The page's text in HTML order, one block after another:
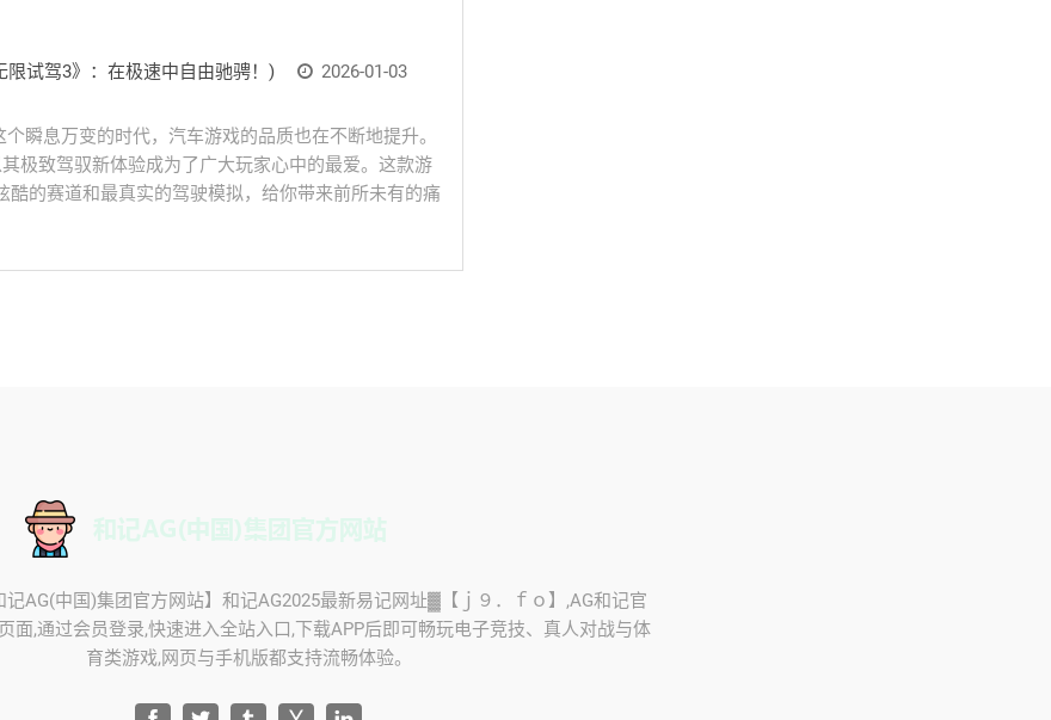
限试驾3》：在极速中自由驰骋！)
2026-01-03
瞬息万变的时代，汽车游戏的品质也在不断地提升。
极致驾驭新体验成为了广大玩家心中的最爱。这款游
酷的赛道和最真实的驾驶模拟，给你带来前所未有的痛
记AG(中国)集团官方网站】和记AG2025最新易记网址▓【ｊ９．ｆｏ】,AG和记官
面,通过会员登录,快速进入全站入口,下载APP后即可畅玩电子竞技、真人对战与体
育类游戏,网页与手机版都支持流畅体验。